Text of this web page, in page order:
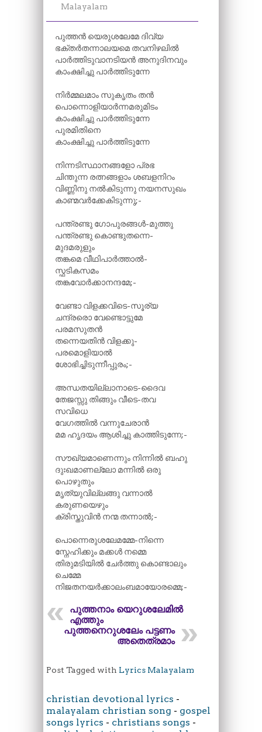
Malayalam
പുത്തൻ യെരുശലേമേ ദിവ്യ
ഭക്തർതന്നാലയമെ തവനിഴലിൽ
പാർത്തിടുവാനടിയൻ അനുദിനവും
കാംക്ഷിച്ചു പാർത്തിടുന്നേ
നിർമ്മലമാം സുകൃതം തൻ
പൊന്നൊളിയാർന്നമരുമിടം
കാംക്ഷിച്ചു പാർത്തിടുന്നേ
പുരമിതിനെ
കാംക്ഷിച്ചു പാർത്തിടുന്നേ
നിന്നടിസ്ഥാനങ്ങളോ പ്രഭ
ചിന്തുന്ന രത്നങ്ങളാം ശബളനിറം
വിണ്ണിനു നൽകിടുന്നു നയനസുഖം
കാണ്മവർക്കേകിടുന്നു;-
പന്ത്രണ്ടു ഗോപുരങ്ങൾ-മുത്തു
പന്ത്രണ്ടു കൊണ്ടുതന്നെ-
മുദമരുളും
തങ്കമെ വീഥിപാർത്താൽ-
സ്ഫടികസമം
തങ്കവോർക്കാനന്ദമേ;-
വേണ്ടാ വിളക്കവിടെ-സൂര്യ
ചന്ദ്രരൊ വേണ്ടൊട്ടുമേ
പരമസുതൻ
തന്നെയതിൻ വിളക്കു-
പരമൊളിയാൽ
ശോഭിച്ചിടുന്നീപ്പുരം;-
അന്ധതയില്ലാനാടെ-ദൈവ
തേജസ്സു തിങ്ങും വീടെ-തവ
സവിധെ
വേഗത്തിൽ വന്നുചേരാൻ
മമ ഹൃദയം ആശിച്ചു കാത്തിടുന്നേ;-
സൗഖ്യമാണെന്നും നിന്നിൽ ബഹു
ദുഃഖമാണല്ലോ മന്നിൽ ഒരു
പൊഴുതും
മൃത്യുവില്ലങ്ങു വന്നാൽ
കരുണയെഴും
ക്രിസ്തുവിൻ നന്മ തന്നാൽ;-
പൊന്നെരുശലേമമ്മേ-നിന്നെ
സ്നേഹിക്കും മക്കൾ നമ്മെ
തിരുമടിയിൽ ചേർത്തു കൊണ്ടാലും
ചെമ്മേ
നിജതനയർക്കാലംബമായോരമ്മെ;-
പുത്തനാം യെറുശലേമിൽ
എത്തും
പുത്തനെറുശലേം പട്ടണം
അതെത്രമാം
Post Tagged with Lyrics Malayalam
christian devotional lyrics -
malayalam christian song - gospel
songs lyrics - christians songs -